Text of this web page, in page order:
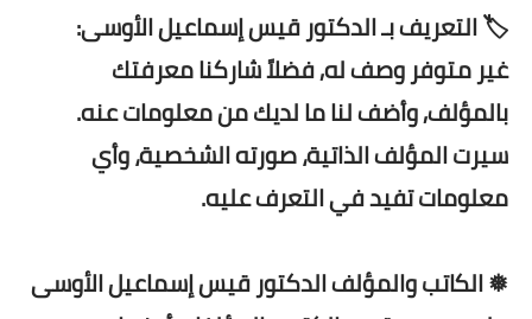
🏷️ التعريف بـ الدكتور قيس إسماعيل الأوسى:
غير متوفر وصف له, فضلاً شاركنا معرفتك
بالمؤلف, وأضف لنا ما لديك من معلومات عنه.
سيرت المؤلف الذاتية، صورته الشخصية، وأي
معلومات تفيد في التعرف عليه.
❅ الكاتب والمؤلف الدكتور قيس إسماعيل الأوسى